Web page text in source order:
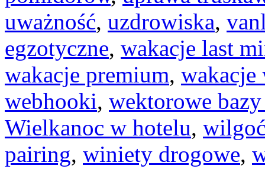
uważność, uzdrowiska,
egzotyczne, wakacje last
wakacje premium, wakacje
webhooki, wektorowe
Wielkanoc w hotelu,
pairing, winiety drogowe,